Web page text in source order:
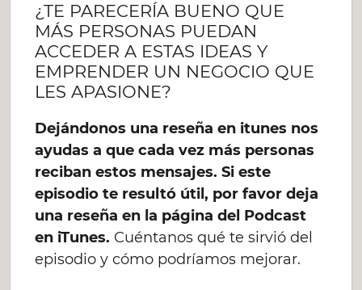
¿TE PARECERÍA BUENO QUE
MÁS PERSONAS PUEDAN
ACCEDER A ESTAS IDEAS Y
EMPRENDER UN NEGOCIO QUE
LES APASIONE?
Dejándonos una reseña en itunes nos
ayudas a que cada vez más personas
reciban estos mensajes. Si este
episodio te resultó útil, por favor deja
una reseña en la página del Podcast
en iTunes. Cuéntanos qué te sirvió del
episodio y cómo podríamos mejorar.